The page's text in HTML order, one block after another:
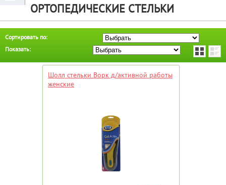
ОРТОПЕДИЧЕСКИЕ СТЕЛЬКИ
Сортировать по:
Показать:
Шолл стельки Ворк д/активной работы
женские